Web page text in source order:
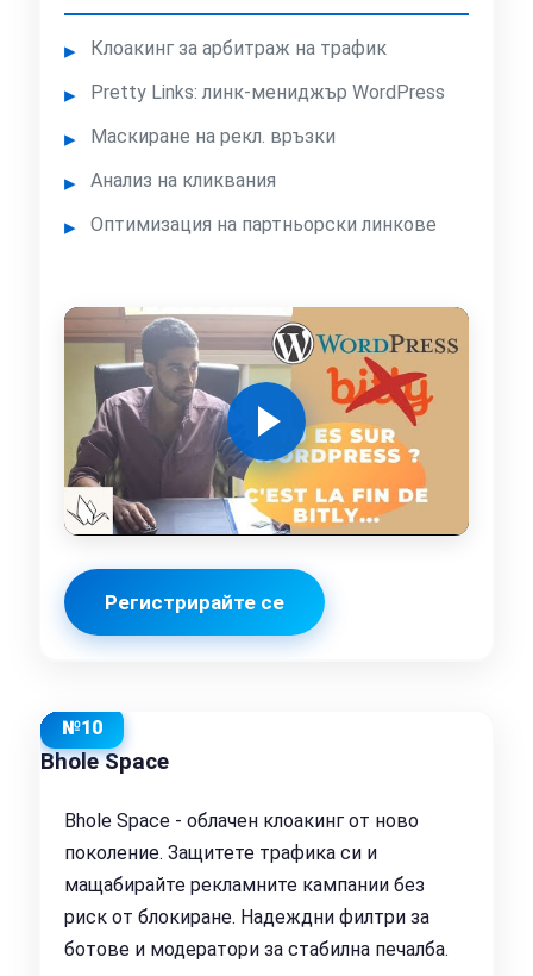
Клоакинг за арбитраж на трафик
Pretty Links: линк-мениджър WordPress
Маскиране на рекл. връзки
Анализ на кликвания
Оптимизация на партньорски линкове
Регистрирайте се
№10
Bhole Space
Bhole Space - облачен клоакинг от ново
поколение. Защитете трафика си и
мащабирайте рекламните кампании без
риск от блокиране. Надеждни филтри за
ботове и модератори за стабилна печалба.